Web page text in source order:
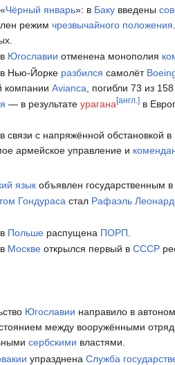
Чёрный январь»: в Баку введены
режимчрезвычайного положения
Югославии отменена монополия
Нью-Йорке разбился самолёт
компанииAvianca , погибли 73 из
— в результатеурагана[англ.] в
связи с напряжённой обстановкой в
армейское управление и
языкобъявлен государственным в
Гондурасастал Рафаэль
Польше распущена ПОРП
Москве открылся первый вСССР
Югославии направило в
между вооружёнными
сербскими властями.
упразднена Служба